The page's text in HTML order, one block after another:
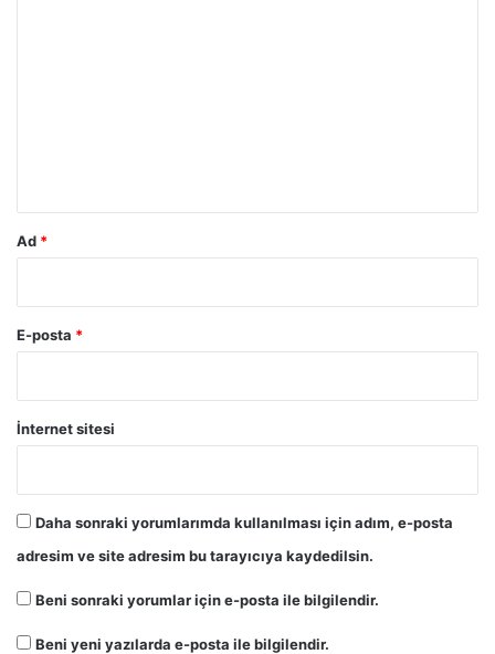
Ad *
E-posta *
İnternet sitesi
Daha sonraki yorumlarımda kullanılması için adım, e-posta
adresim ve site adresim bu tarayıcıya kaydedilsin.
Beni sonraki yorumlar için e-posta ile bilgilendir.
Beni yeni yazılarda e-posta ile bilgilendir.